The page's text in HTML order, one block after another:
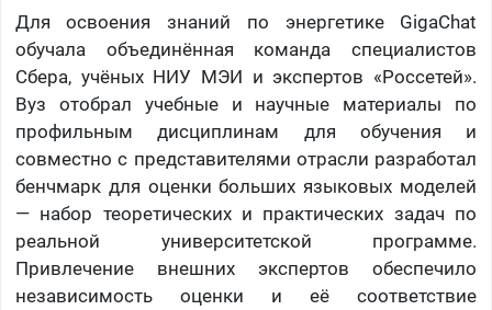
Для освоения знаний по энергетике GigaChat
обучала объединённая команда специалистов
Сбера, учёных НИУ МЭИ и экспертов «Россетей».
Вуз отобрал учебные и научные материалы по
профильным дисциплинам для обучения и
совместно с представителями отрасли разработал
бенчмарк для оценки больших языковых моделей
— набор теоретических и практических задач по
реальной университетской программе.
Привлечение внешних экспертов обеспечило
независимость оценки и её соответствие